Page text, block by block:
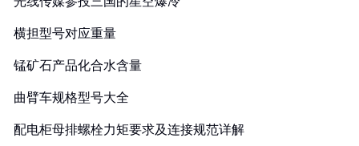
横担型号对应重量
锰矿石产品化合水含量
曲臂车规格型号大全
配电柜母排螺栓力矩要求及连接规范详解